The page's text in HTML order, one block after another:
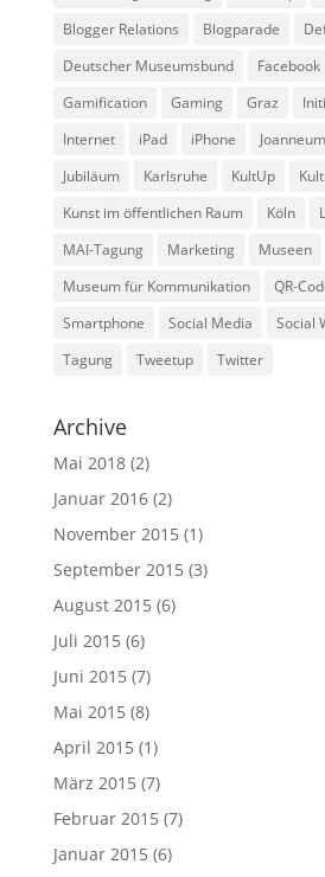
Blogger Relations
Blogparade
Deutscher Museumsbund
Facebook
Gamification
Gaming Graz
Internet
iPad iPhone Joanneum
Jubiläum
Karlsruhe KultUp
Kunst im öffentlichen Raum
Köln
MAI-Tagung
Marketing Museen
Museum für Kommunikation
QR-
Smartphone
Social Media Social
Tagung
Tweetup Twitter
Archive
Mai 2018(2)
Januar 2016(2)
November 2015 (1)
September 2015 (3)
August 2015 (6)
Juli 2015 (6)
Juni 2015 (7)
Mai 2015 (8)
April 2015 (1)
März 2015 (7)
Februar 2015 (7)
Januar 2015 (6)